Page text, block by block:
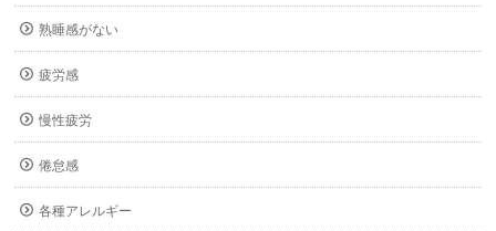
熟睡感がない
疲労感
慢性疲労
倦怠感
各種アレルギー